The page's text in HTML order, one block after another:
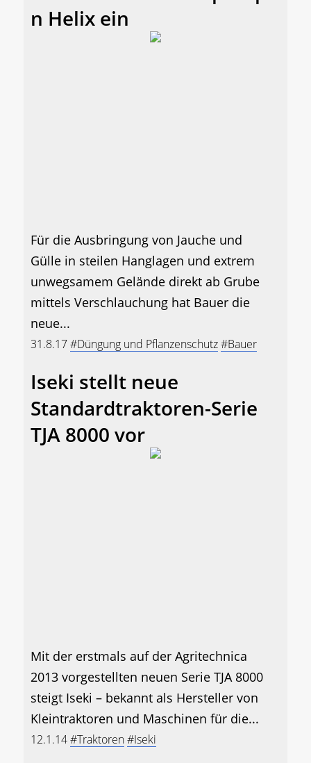
n Helix ein
Für die Ausbringung von Jauche und
Gülle in steilen Hanglagen und extrem
unwegsamem Gelände direkt ab Grube
mittels Verschlauchung hat Bauer die
neue...
31.8.17#Düngung und Pflanzenschutz#Bauer
Iseki stellt neue
Standardtraktoren-Serie
TJA 8000 vor
Mit der erstmals auf der Agritechnica
2013 vorgestellten neuen Serie TJA 8000
steigt Iseki – bekannt als Hersteller von
Kleintraktoren und Maschinen für die...
12.1.14#Traktoren#Iseki